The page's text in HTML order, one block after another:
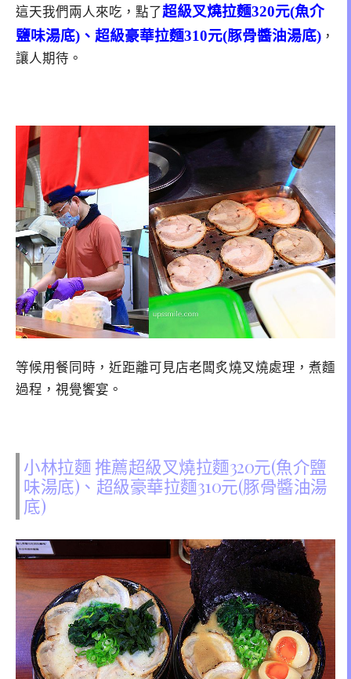
這天我們兩人來吃，點了 超級叉燒拉麵320元(魚介
鹽味湯底)、超級豪華拉麵310元(豚骨醬油湯底) ，
讓人期待。
等候用餐同時，近距離可見店老闆炙燒叉燒處理，煮麵
過程，視覺饗宴。
小林拉麵 推薦超級叉燒拉麵320元(魚介鹽
味湯底)、超級豪華拉麵310元(豚骨醬油湯
底)